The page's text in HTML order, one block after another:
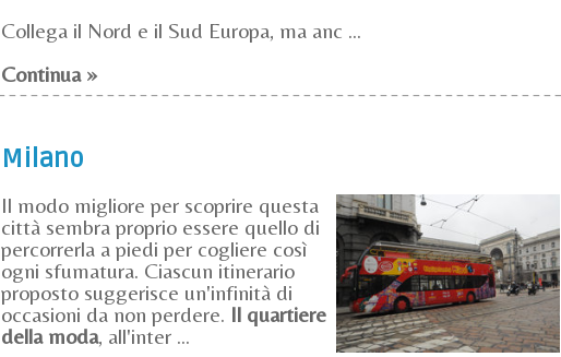
Collega il Nord e il Sud Europa, ma anc ...
Continua »
Milano
Il modo migliore per scoprire questa
città sembra proprio essere quello di
percorrerla a piedi per cogliere così
ogni sfumatura. Ciascun itinerario
proposto suggerisce un'infinità di
occasioni da non perdere. Il quartiere
della moda , all'inter ...